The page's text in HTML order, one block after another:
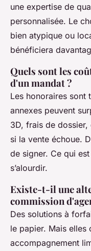
une expertise de
personnalisée. Le
bien atypique ou
bénéficiera
Quels sont les
d'un mandat ?
Les honoraires sont
annexes peuvent
3D, frais de
si la vente échoue.
de signer. Ce qui
s’alourdir.
Existe-t-il une
commission
Des solutions à
le papier. Mais elles
accompagnement